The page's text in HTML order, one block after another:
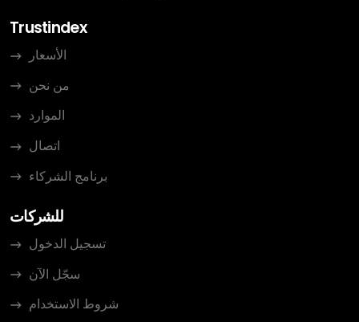
Trustindex
الأسعار
من نحن
الموارد
اتصال
برنامج الشركاء
للشركات
تسجيل الدخول
سجّل الآن
شروط الاستخدام